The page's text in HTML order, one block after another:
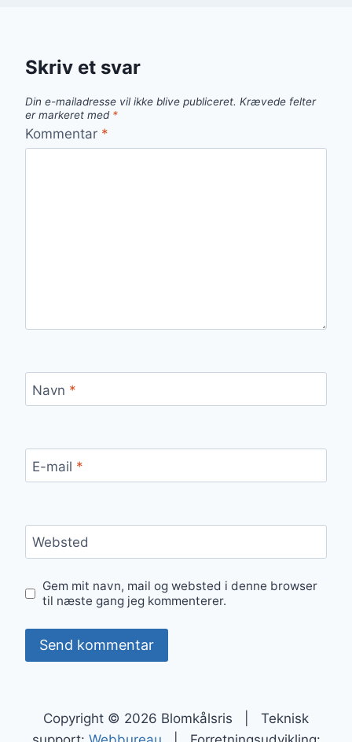
Skriv et svar
Din e-mailadresse vil ikke blive publiceret. Krævede felter
er markeret med *
Kommentar *
Navn *
E-mail *
Websted
Gem mit navn, mail og websted i denne browser
til næste gang jeg kommenterer.
Copyright © 2026 Blomkålsris | Teknisk